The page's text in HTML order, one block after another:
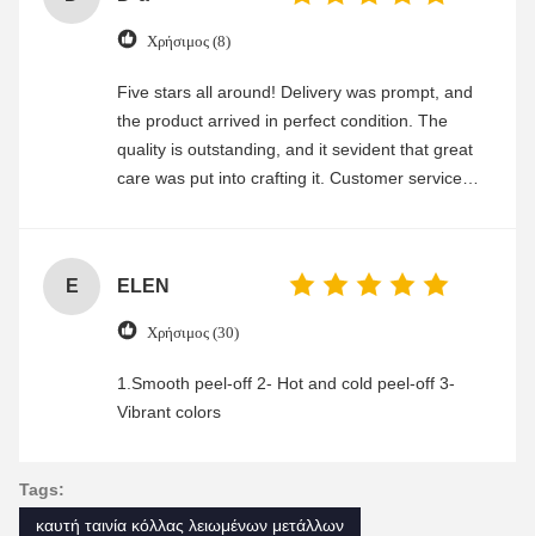
Χρήσιμος (8)
Five stars all around! Delivery was prompt, and
the product arrived in perfect condition. The
quality is outstanding, and it sevident that great
care was put into crafting it. Customer service
E ELEN
Χρήσιμος (30)
1.Smooth peel-off 2- Hot and cold peel-off 3-
Vibrant colors
Tags:
καυτή ταινία κόλλας λειωμένων μετάλλων